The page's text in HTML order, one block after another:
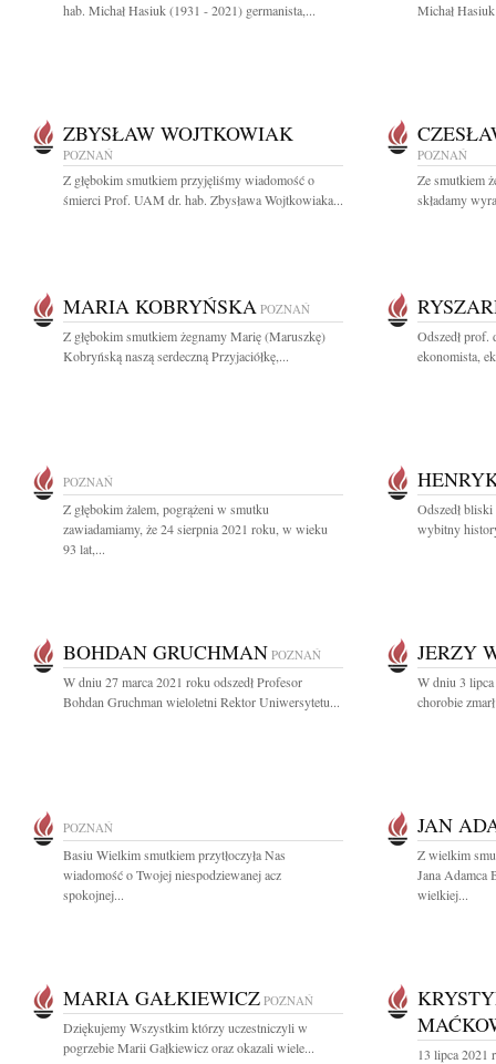
hab. Michał Hasiuk (1931 - 2021) germanista,...
Michał
ZBYSŁAW WOJTKOWIAK
POZNAŃ
Z głębokim smutkiem przyjęliśmy wiadomość o
śmierci Prof. UAM dr. hab. Zbysława Wojtkowiaka...
POZNAŃ
Ze smutkiem
składamy
MARIA KOBRYŃSKA POZNAŃ
Z głębokim smutkiem żegnamy Marię (Maruszkę)
Kobryńską naszą serdeczną Przyjaciółkę,...
Odszedł
ekonomista,
POZNAŃ
Z głębokim żalem, pogrążeni w smutku
zawiadamiamy, że 24 sierpnia 2021 roku, w wieku
93 lat,...
Odszedł
wybitny
BOHDAN GRUCHMAN POZNAŃ
W dniu 27 marca 2021 roku odszedł Profesor
Bohdan Gruchman wieloletni Rektor Uniwersytetu...
JERZY
W dniu 3
chorobie
POZNAŃ
Basiu Wielkim smutkiem przytłoczyła Nas
wiadomość o Twojej niespodziewanej acz
spokojnej...
JAN
Z wielkim
Jana Adamca
wielkiej...
MARIA GAŁKIEWICZ POZNAŃ
Dziękujemy Wszystkim którzy uczestniczyli w
pogrzebie Marii Gałkiewicz oraz okazali wiele...
13 lipca 2021